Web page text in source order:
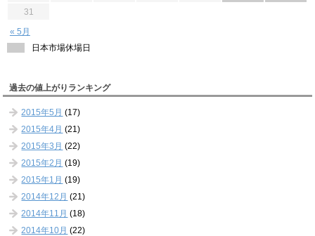
« 5月
31
日本市場休場日
過去の値上がりランキング
2015年5月 (17)
2015年4月 (21)
2015年3月 (22)
2015年2月 (19)
2015年1月 (19)
2014年12月 (21)
2014年11月 (18)
2014年10月 (22)